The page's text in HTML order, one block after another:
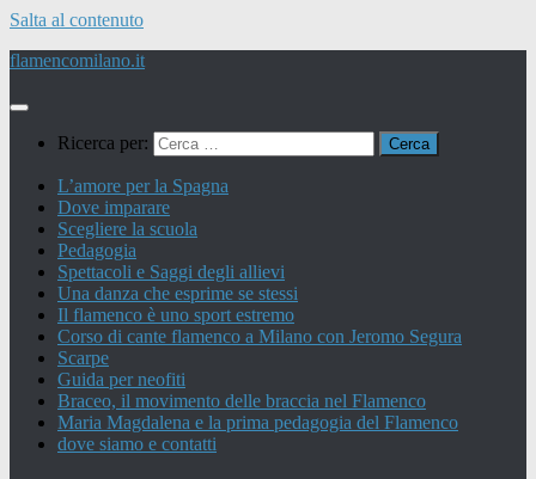
Salta al contenuto
flamencomilano.it
Ricerca per:
L’amore per la Spagna
Dove imparare
Scegliere la scuola
Pedagogia
Spettacoli e Saggi degli allievi
Una danza che esprime se stessi
Il flamenco è uno sport estremo
Corso di cante flamenco a Milano con Jeromo Segura
Scarpe
Guida per neofiti
Braceo, il movimento delle braccia nel Flamenco
Maria Magdalena e la prima pedagogia del Flamenco
dove siamo e contatti